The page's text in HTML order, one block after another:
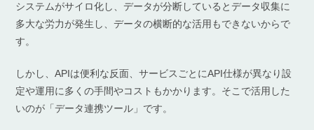
システムがサイロ化し、データが分断しているとデータ収集に
多大な労力が発生し、データの横断的な活用もできないからで
す。
しかし、APIは便利な反面、サービスごとにAPI仕様が異なり設
定や運用に多くの手間やコストもかかります。そこで活用した
いのが「データ連携ツール」です。